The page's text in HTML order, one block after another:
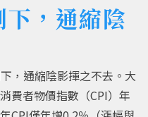
，通縮陰
，通縮陰影揮之不去。大
費者物價指數（CPI）年